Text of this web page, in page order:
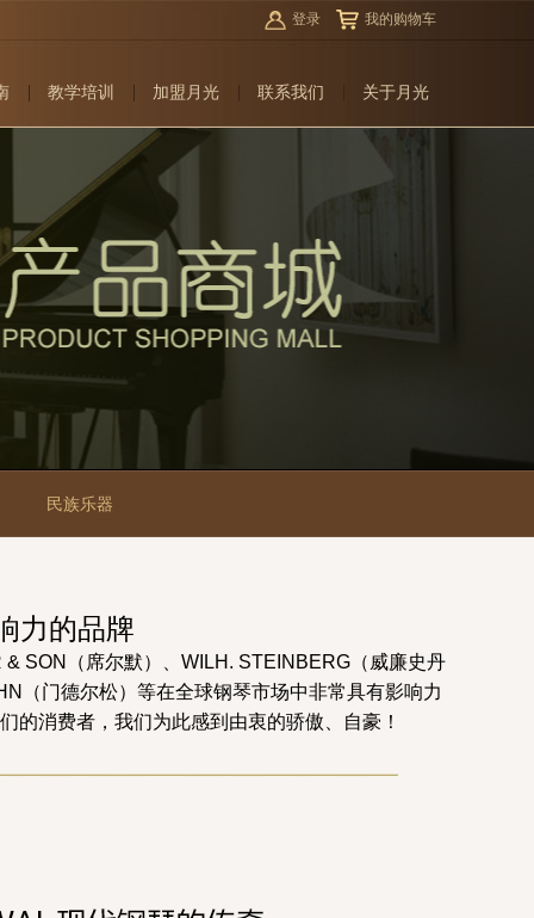
登录 我的购物车
教学培训 加盟月光 联系我们 关于月光
民族乐器
力的品牌
SON（席尔默）、WILH. STEINBERG（威廉史丹
（门德尔松）等在全球钢琴市场中非常具有影响力
的消费者，我们为此感到由衷的骄傲、自豪！